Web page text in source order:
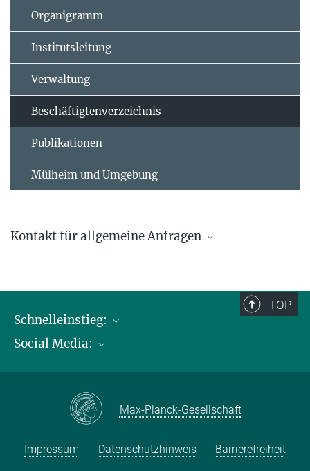
Organigramm
Institutsleitung
Verwaltung
Beschäftigtenverzeichnis
Publikationen
Mülheim und Umgebung
Kontakt für allgemeine Anfragen
TOP
Schnelleinstieg:
Publikationen
Kontakt und Anfahrtsbeschreibung
Social Media:
Max-Planck-Gesellschaft
Impressum Datenschutzhinweis Barrierefreiheit